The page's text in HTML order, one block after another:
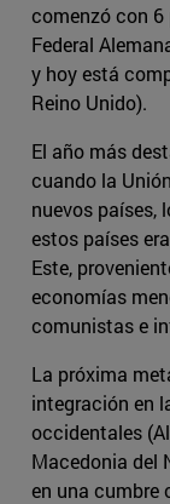
comenzó con 6
Federal
y hoy está
Reino Unido).
El año más
cuando la
nuevos países,
estos países
Este,
economías
comunistas e
La próxima
integración en
occidentales
Macedonia del
en una cumbre